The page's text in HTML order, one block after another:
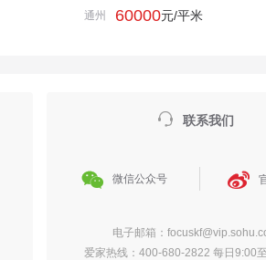
通州 60000元/平米
 联系我们
 微信公众号 
电子邮箱：
爱家热线：400-680-2822 每日9:00